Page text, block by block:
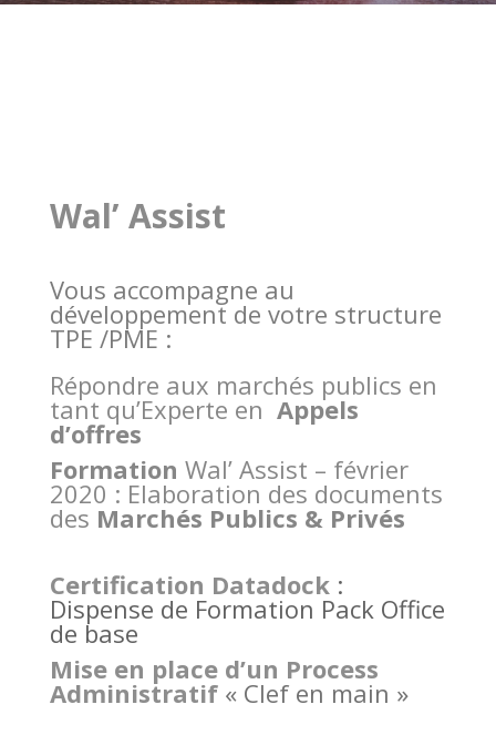
Wal’ Assist
Vous accompagne au
développement de votre structure
TPE /PME :
Répondre aux marchés publics en
tant qu’Experte en Appels
d’offres
Formation Wal’ Assist – février
2020 : Elaboration des documents
des Marchés Publics & Privés
Certification Datadock :
Dispense de Formation Pack Office
de base
Mise en place d’un Process
Administratif « Clef en main »